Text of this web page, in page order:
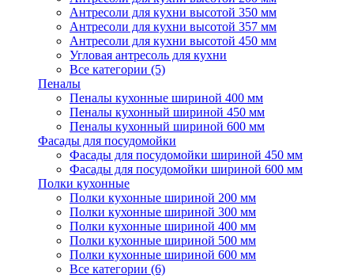
Антресоли для кухни высотой 350 мм
Антресоли для кухни высотой 357 мм
Антресоли для кухни высотой 450 мм
Угловая антресоль для кухни
Все категории (5)
Пеналы
Пеналы кухонные шириной 400 мм
Пеналы кухонный шириной 450 мм
Пеналы кухонный шириной 600 мм
Фасады для посудомойки
Фасады для посудомойки шириной 450 мм
Фасады для посудомойки шириной 600 мм
Полки кухонные
Полки кухонные шириной 200 мм
Полки кухонные шириной 300 мм
Полки кухонные шириной 400 мм
Полки кухонные шириной 500 мм
Полки кухонные шириной 600 мм
Все категории (6)